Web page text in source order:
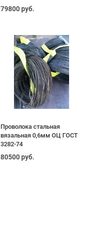
79800 руб.
Проволока стальная
вязальная 0,6мм ОЦ ГОСТ
3282-74
80500 руб.